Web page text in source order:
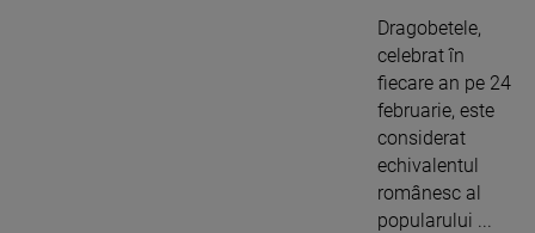
Dragobetele,
celebrat în
fiecare an pe 24
februarie, este
considerat
echivalentul
românesc al
popularului ...